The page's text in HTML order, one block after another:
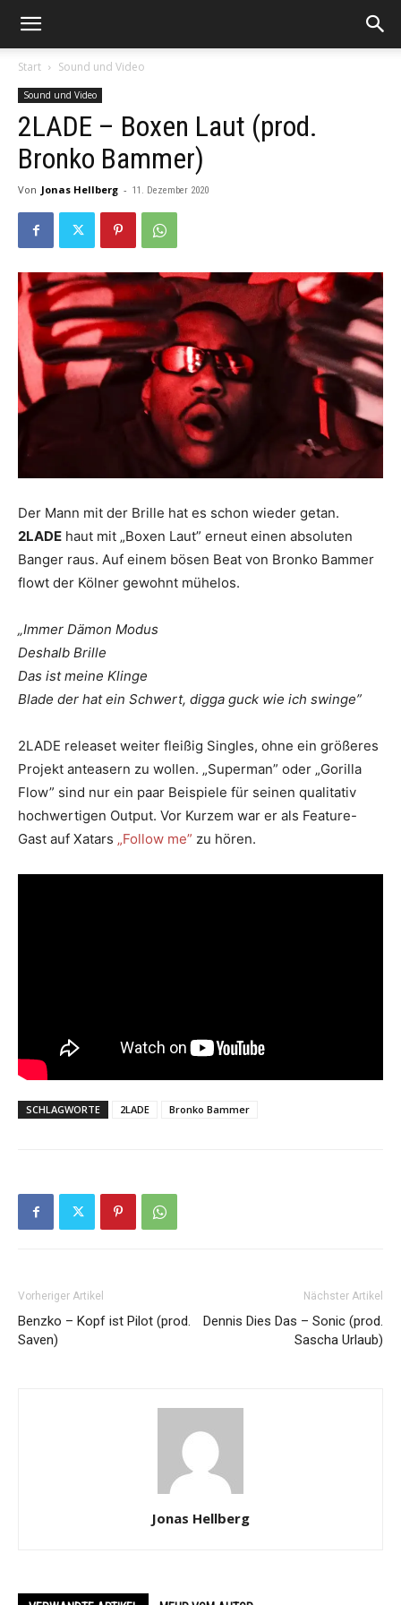
Start Sound und Video
Sound und Video
2LADE – Boxen Laut (prod.
Bronko Bammer)
Von Jonas Hellberg - 11. Dezember 2020
Der Mann mit der Brille hat es schon wieder getan.
2LADE haut mit „Boxen Laut” erneut einen absoluten
Banger raus. Auf einem bösen Beat von Bronko Bammer
flowt der Kölner gewohnt mühelos.
„Immer Dämon Modus
Deshalb Brille
Das ist meine Klinge
Blade der hat ein Schwert, digga guck wie ich swinge”
2LADE releaset weiter fleißig Singles, ohne ein größeres
Projekt anteasern zu wollen. „Superman” oder „Gorilla
Flow” sind nur ein paar Beispiele für seinen qualitativ
hochwertigen Output. Vor Kurzem war er als Feature-
Gast auf Xatars „Follow me” zu hören.
SCHLAGWORTE 2LADE Bronko Bammer
Vorheriger Artikel
Benzko – Kopf ist Pilot (prod.
Saven)
Nächster Artikel
Dennis Dies Das – Sonic (prod.
Sascha Urlaub)
Jonas Hellberg